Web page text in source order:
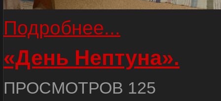
Подробнее...
«День Нептуна».
ПРОСМОТРОВ 125